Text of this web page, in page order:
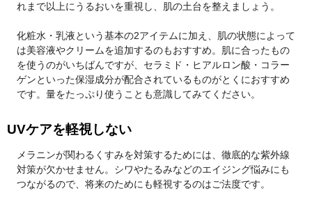
れまで以上にうるおいを重視し、肌の土台を整えましょう。
化粧水・乳液という基本の2アイテムに加え、肌の状態によって
は美容液やクリームを追加するのもおすすめ。肌に合ったもの
を使うのがいちばんですが、セラミド・ヒアルロン酸・コラー
ゲンといった保湿成分が配合されているものがとくにおすすめ
です。量をたっぷり使うことも意識してみてください。
UVケアを軽視しない
メラニンが関わるくすみを対策するためには、徹底的な紫外線
対策が欠かせません。シワやたるみなどのエイジング悩みにも
つながるので、将来のためにも軽視するのはご法度です。